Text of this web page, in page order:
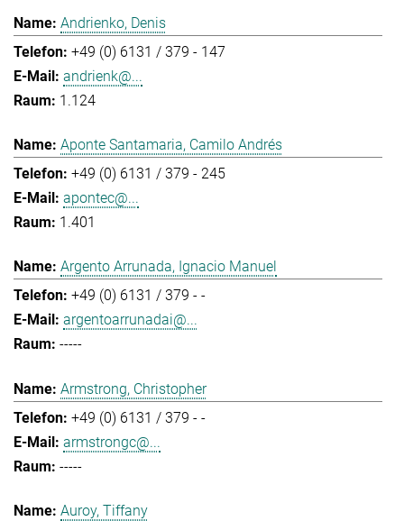
Andrienko, Denis
+49 (0) 6131 / 379 - 147
andrienk@...
1.124
Aponte Santamaria, Camilo Andrés
+49 (0) 6131 / 379 - 245
apontec@...
1.401
Argento Arrunada, Ignacio Manuel
+49 (0) 6131 / 379 - -
argentoarrunadai@...
-----
Armstrong, Christopher
+49 (0) 6131 / 379 - -
armstrongc@...
-----
Auroy, Tiffany